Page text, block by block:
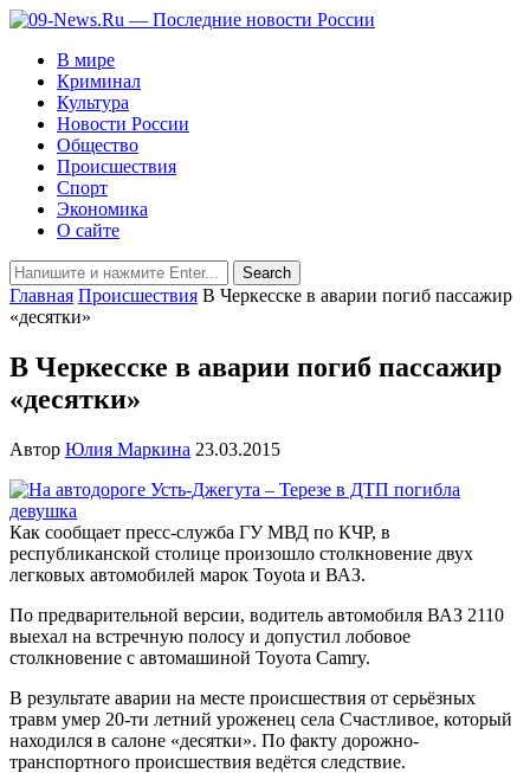
В мире
Криминал
Культура
Новости России
Общество
Происшествия
Спорт
Экономика
О сайте
Главная Происшествия В Черкесске в аварии погиб пассажир
«десятки»
В Черкесске в аварии погиб пассажир
«десятки»
Автор Юлия Маркина 23.03.2015
Как сообщает пресс-служба ГУ МВД по КЧР, в
республиканской столице произошло столкновение двух
легковых автомобилей марок Toyota и ВАЗ.
По предварительной версии, водитель автомобиля ВАЗ 2110
выехал на встречную полосу и допустил лобовое
столкновение с автомашиной Тоyoта Camry.
В результате аварии на месте происшествия от серьёзных
травм умер 20-ти летний уроженец села Счастливое, который
находился в салоне «десятки». По факту дорожно-
транспортного происшествия ведётся следствие.